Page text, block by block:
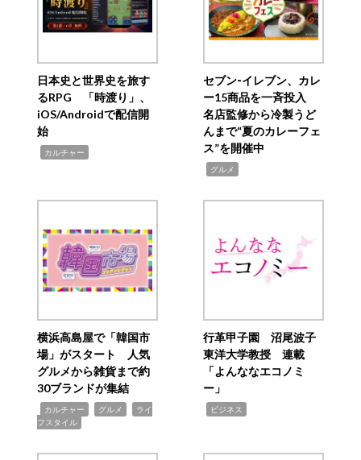
日本史と世界史を旅す
るRPG 「時渡り」、
iOS/Androidで配信開
始
カルチャー
セブン‐イレブン、カレ
ー15商品を一斉投入
名店監修から冷製うど
んまで“夏のカレーフェ
ス”を開催中
グルメ
横浜高島屋で「韓国市
場」がスタート 人気
グルメから雑貨まで約
30ブランドが集結
カルチャー グルメ
ライ
フスタイル
行革甲子園 沼尾波子
東洋大学教授 連載
「よんななエコノミ
ー」
ビジネス